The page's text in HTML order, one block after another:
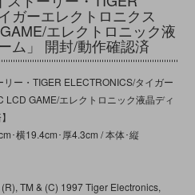
ガーエレクトロニクス
エレクトロニック液
ム」 開封/動作確認済
リー・TIGER ELECTRONICS/タイガー
LCD GAME/エレクトロニック液晶ディ
･横19.4cm･厚4.3cm / 本体･縦
TM & (C) 1997 Tiger Electronics,